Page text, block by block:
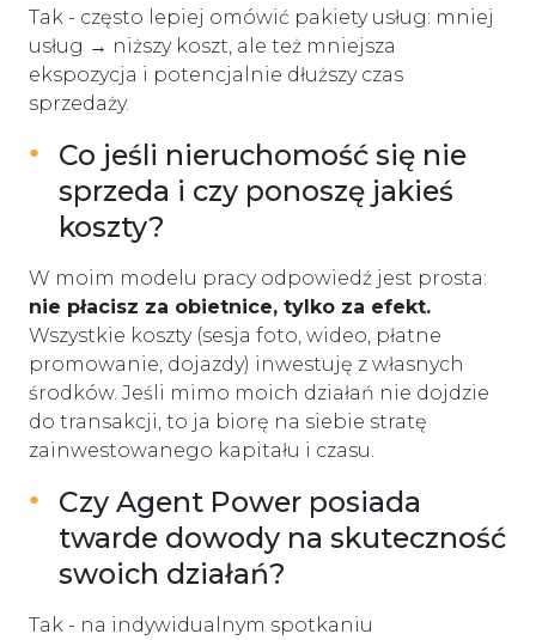
Tak - często lepiej omówić pakiety usług: mniej
usług → niższy koszt, ale też mniejsza
ekspozycja i potencjalnie dłuższy czas
sprzedaży.
Co jeśli nieruchomość się nie
sprzeda i czy ponoszę jakieś
koszty?
W moim modelu pracy odpowiedź jest prosta:
nie płacisz za obietnice, tylko za efekt.
Wszystkie koszty (sesja foto, wideo, płatne
promowanie, dojazdy) inwestuję z własnych
środków. Jeśli mimo moich działań nie dojdzie
do transakcji, to ja biorę na siebie stratę
zainwestowanego kapitału i czasu.
Czy Agent Power posiada
twarde dowody na skuteczność
swoich działań?
Tak - na indywidualnym spotkaniu